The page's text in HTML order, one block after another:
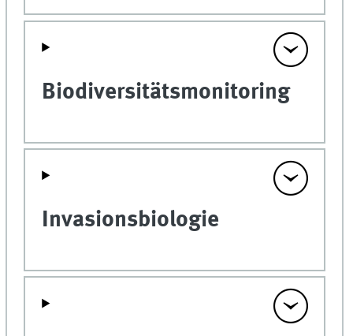
Biodiversitätsmonitoring
Invasionsbiologie